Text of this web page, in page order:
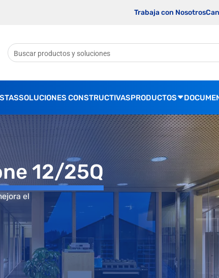
Trabaja con Nosotros
SOLUCIONES CONSTRUCTIVASPRODUCTOS
12/25Q
el